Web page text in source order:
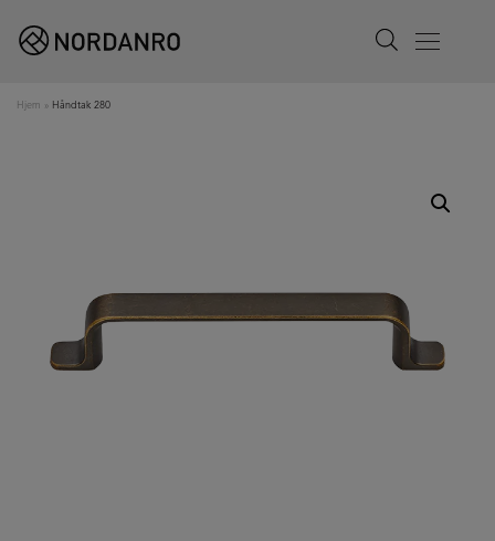
Search
Menu
Hjem » Håndtak 280